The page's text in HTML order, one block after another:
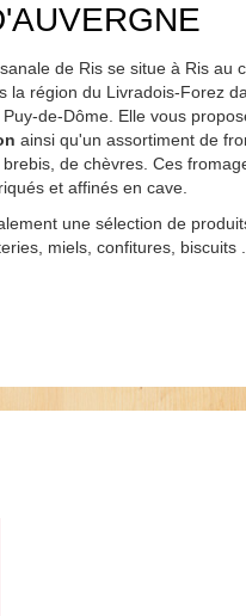
de Ris se situe à Ris au
la région du Livradois-Forez
de-Dôme. Elle vous
ainsi qu'un assortiment de
de chèvres. Ces
et affinés en cave.
une sélection de
miels, confitures, biscuits ...